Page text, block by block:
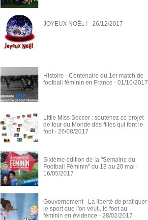
JOYEUX NOËL ! - 26/12/2017
Histoire - Centenaire du 1er match de
football féminin en France - 01/10/2017
Little Miss Soccer : soutenez ce projet
de tour du Monde des filles qui font le
foot - 26/08/2017
Sixième édition de la "Semaine du
Football Féminin" du 13 au 20 mai -
16/05/2017
Gouvernement - La liberté de pratiquer
le sport que l'on veut...le foot au
féminin en évidence - 28/02/2017